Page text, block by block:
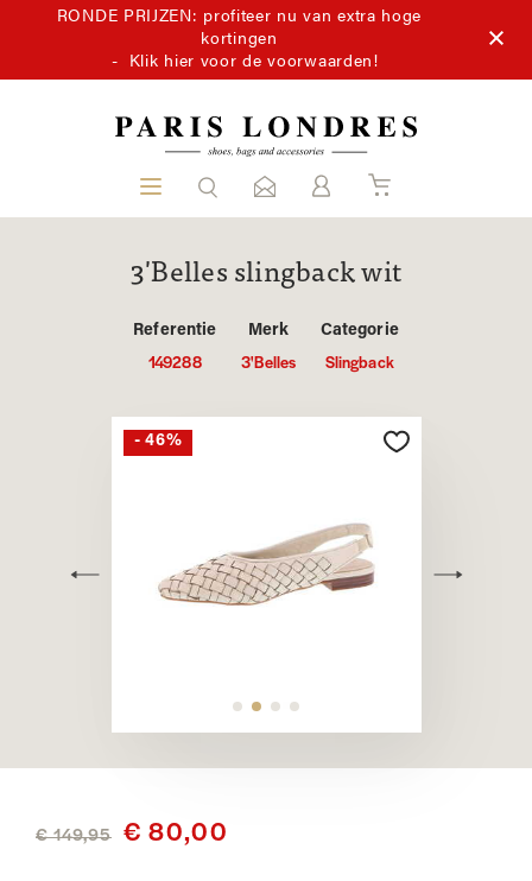
RONDE PRIJZEN: profiteer nu van extra hoge
kortingen
- Klik hier voor de voorwaarden!
3'Belles slingback wit
Referentie
149288
Merk
3'Belles
Categorie
Slingback
- 46%
€ 149,95 € 80,00